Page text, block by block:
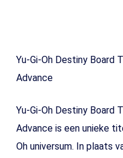
Yu-Gi-Oh Destiny Board
Advance
Yu-Gi-Oh Destiny Board
Advance is een unieke
Oh universum. In plaats